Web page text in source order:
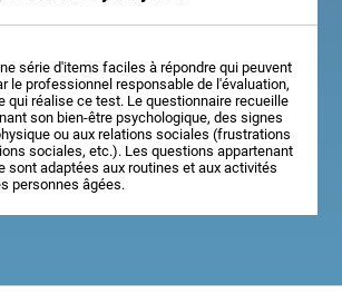
série d'items faciles à répondre qui peuvent
le professionnel responsable de l'évaluation,
qui réalise ce test. Le questionnaire recueille
son bien-être psychologique, des signes
ou aux relations sociales (frustrations
sociales, etc.). Les questions appartenant
sont adaptées aux routines et aux activités
personnes âgées.